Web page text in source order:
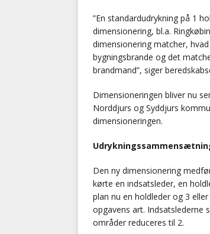
”En standardudrykning på 1
dimensionering, bl.a.
dimensionering matcher,
bygningsbrande og det
brandmand”, siger
Dimensioneringen bliver nu
Norddjurs og Syddjurs
dimensioneringen.
Den ny dimensionering
kørte en indsatsleder, en
plan nu en holdleder og 3
opgavens art. Indsatslederne
områder reduceres til 2.